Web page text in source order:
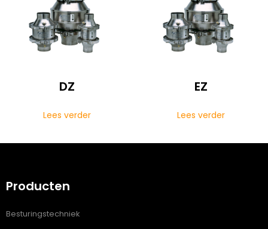
DZ
Lees verder
EZ
Lees verder
Producten
Besturingstechniek